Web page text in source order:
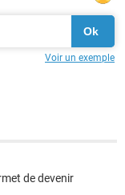
Voir un exemple
de devenir